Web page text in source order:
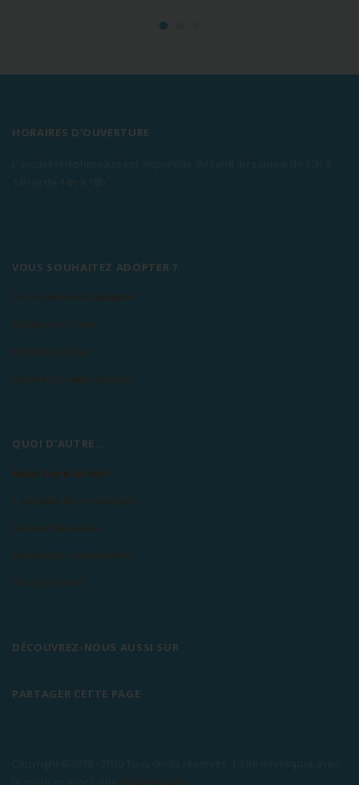
HORAIRES D'OUVERTURE
VOUS SOUHAITEZ ADOPTER ?
Les conditions d'adoption
Adopter un chien
Adopter un chat
Adopter un lapin ou N.A.C
QUOI D'AUTRE...
Nous faire un don
L'actualité de l'association
Devenir bénévole
Découvrez nos mécènes
Nous contacter
DÉCOUVREZ-NOUS AUSSI SUR
PARTAGER CETTE PAGE
de bénévoles